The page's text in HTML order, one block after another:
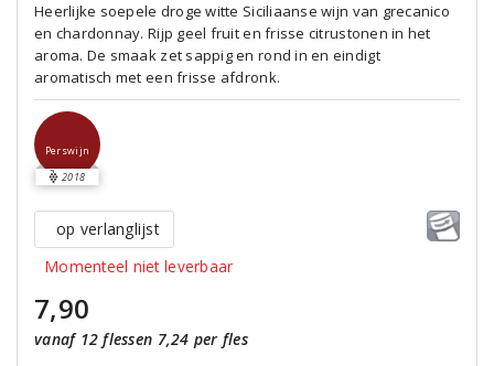
Heerlijke soepele droge witte Siciliaanse wijn van grecanico
en chardonnay. Rijp geel fruit en frisse citrustonen in het
aroma. De smaak zet sappig en rond in en eindigt
aromatisch met een frisse afdronk.
Perswijn
2018
op verlanglijst
Momenteel niet leverbaar
7,90
vanaf 12 flessen 7,24 per fles